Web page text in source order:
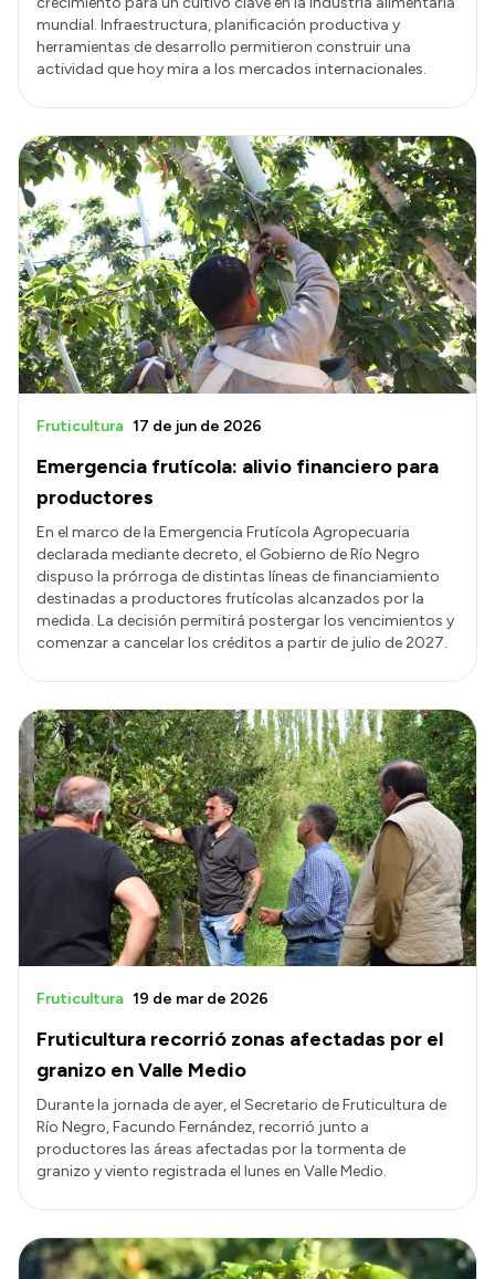
mundial. Infraestructura, planificación productiva y
herramientas de desarrollo permitieron construir una
actividad que hoy mira a los mercados internacionales.
Emergencia frutícola: alivio financiero para
productores
Fruticultura 17 de jun de 2026
En el marco de la Emergencia Frutícola Agropecuaria
declarada mediante decreto, el Gobierno de Río Negro
dispuso la prórroga de distintas líneas de financiamiento
destinadas a productores frutícolas alcanzados por la
medida. La decisión permitirá postergar los vencimientos y
comenzar a cancelar los créditos a partir de julio de 2027.
Fruticultura recorrió zonas afectadas por el
granizo en Valle Medio
Fruticultura 19 de mar de 2026
Durante la jornada de ayer, el Secretario de Fruticultura de
Río Negro, Facundo Fernández, recorrió junto a
productores las áreas afectadas por la tormenta de
granizo y viento registrada el lunes en Valle Medio.